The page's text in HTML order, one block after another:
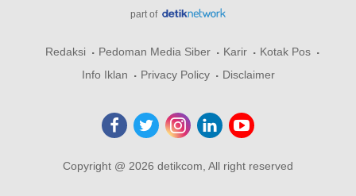
part of
Redaksi Pedoman Media Siber Karir
Kotak Pos
Info Iklan
Privacy Policy Disclaimer
Copyright @ 2026 detikcom, All right reserved